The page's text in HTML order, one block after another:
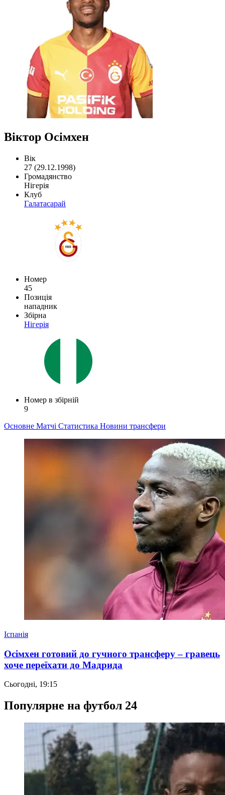
Віктор Осімхен
Вік
27 (29.12.1998)
Громадянство
Нігерія
Клуб
Галатасарай
Номер
45
Позиція
нападник
Збірна
Нігерія
Номер в збірній
9
Основне Матчі Статистика Новини трансфери
Іспанія
Осімхен готовий до гучного трансферу – гравець
хоче переїхати до Мадрида
Сьогодні, 19:15
Популярне на футбол 24